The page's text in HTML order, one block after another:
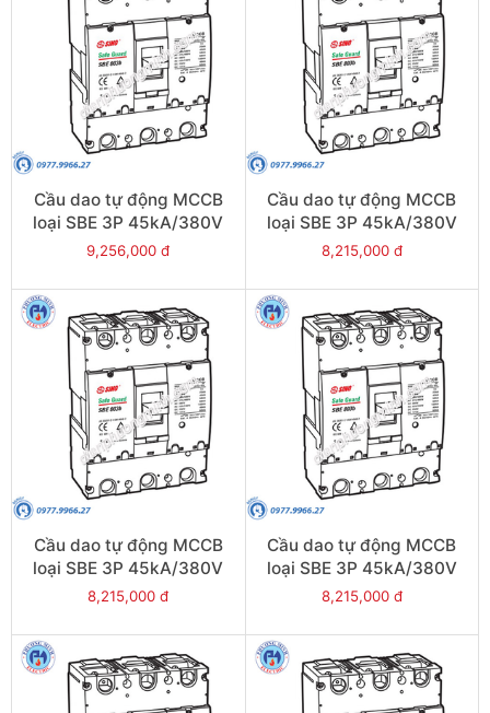
Cầu dao tự động MCCB
loại SBE 3P 45kA/380V
700A - Model
9,256,000 đ
Cầu dao tự động MCCB
loại SBE 3P 45kA/380V
630A - Model
8,215,000 đ
Cầu dao tự động MCCB
loại SBE 3P 45kA/380V
600A - Model
8,215,000 đ
Cầu dao tự động MCCB
loại SBE 3P 45kA/380V
500A - Model
8,215,000 đ